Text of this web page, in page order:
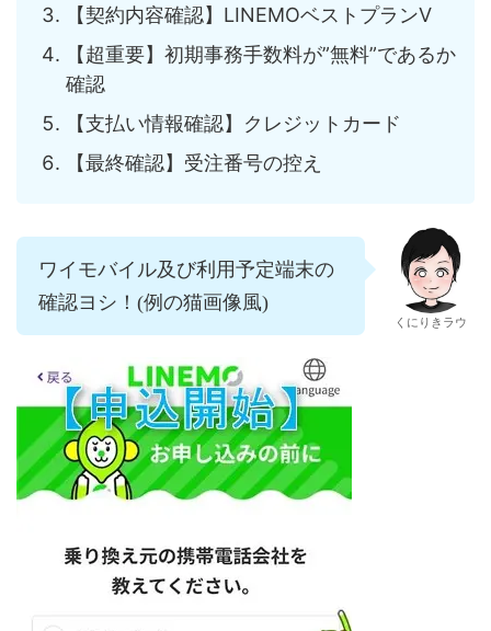
【契約内容確認】LINEMOベストプランV
【超重要】初期事務手数料が”無料”であるか
確認
【支払い情報確認】クレジットカード
【最終確認】受注番号の控え
ワイモバイル及び利用予定端末の
確認ヨシ！(例の猫画像風)
くにりきラウ